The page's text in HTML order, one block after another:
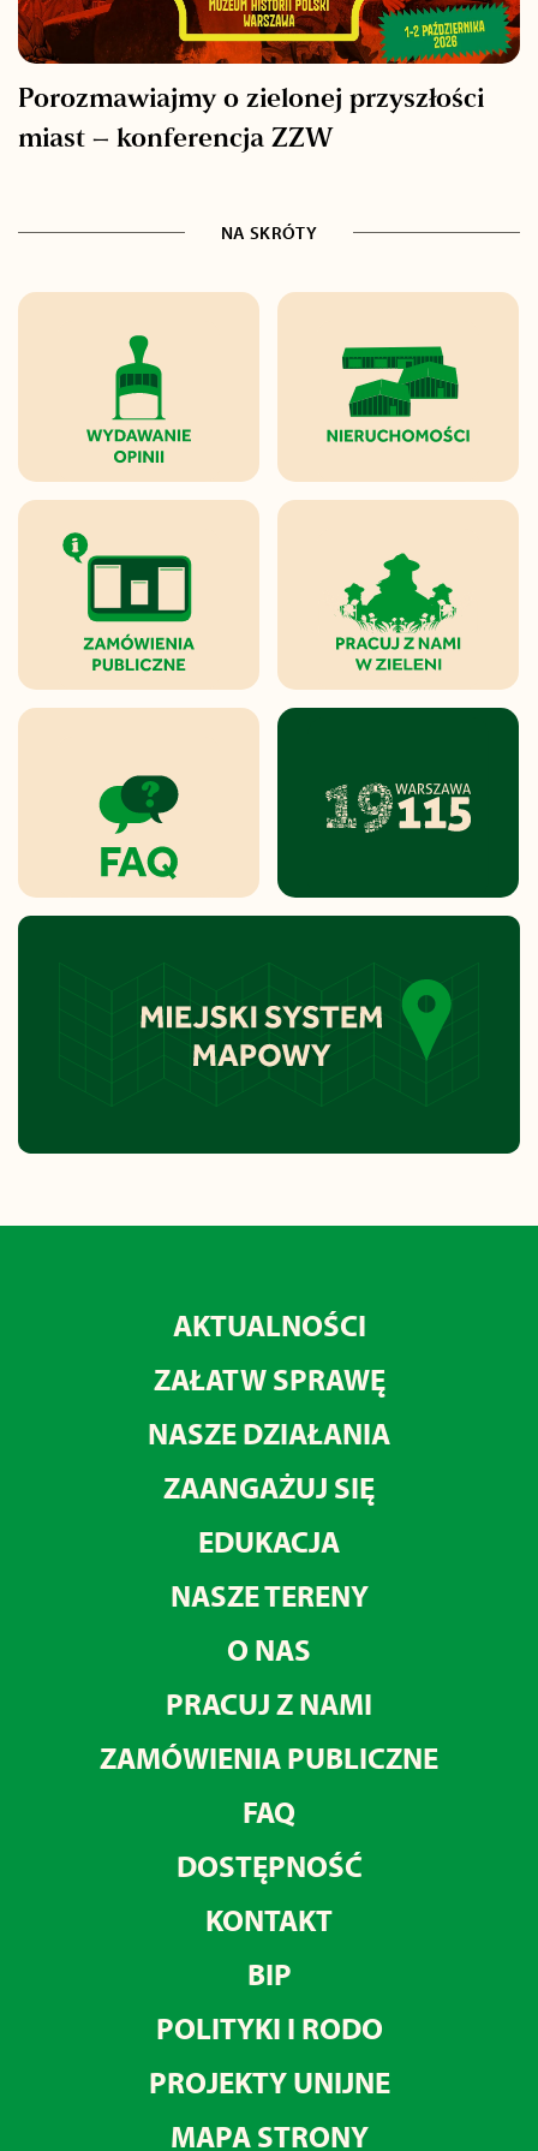
Porozmawiajmy o zielonej przyszłości
miast – konferencja ZZW
NA SKRÓTY
AKTUALNOŚCI
ZAŁATW SPRAWĘ
NASZE DZIAŁANIA
ZAANGAŻUJ SIĘ
EDUKACJA
NASZE TERENY
O NAS
PRACUJ Z NAMI
ZAMÓWIENIA PUBLICZNE
FAQ
DOSTĘPNOŚĆ
KONTAKT
BIP
POLITYKI I RODO
PROJEKTY UNIJNE
MAPA STRONY